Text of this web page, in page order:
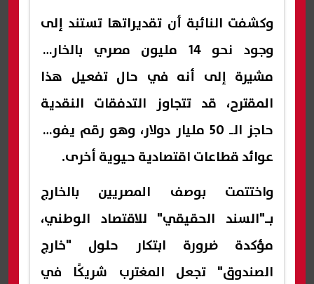
و​كشفت النائبة أن تقديراتها تستند إلى
وجود نحو 14 مليون مصري بالخارج؛
مشيرة إلى أنه في حال تفعيل هذا
المقترح، قد تتجاوز التدفقات النقدية
حاجز الـ 50 مليار دولار، وهو رقم يفوق
عوائد قطاعات اقتصادية حيوية أخرى.
​واختتمت بوصف المصريين بالخارج
بـ"السند الحقيقي" للاقتصاد الوطني،
مؤكدة ضرورة ابتكار حلول "خارج
الصندوق" تجعل المغترب شريكًا في